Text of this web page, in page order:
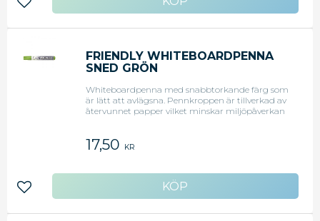
Lägg till i favoriter
FRIENDLY WHITEBOARDPENNA
SNED GRÖN
Whiteboardpenna med snabbtorkande färg som
är lätt att avlägsna. Pennkroppen är tillverkad av
återvunnet papper vilket minskar miljöpåverkan
17,50 KR
Lägg till i favoriter